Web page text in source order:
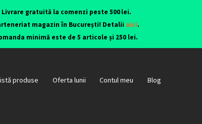
Livrare gratuită la comenzi peste 500 lei.
magazin în București! Detalii aici.
minimă este de 5 articole și 250 lei.
produse Oferta lunii Contul meu Blog